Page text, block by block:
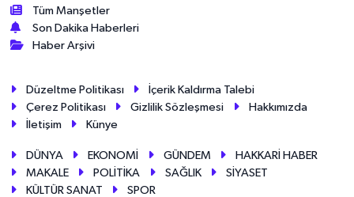
Tüm Manşetler
Son Dakika Haberleri
Haber Arşivi
Düzeltme Politikası
İçerik Kaldırma Talebi
Çerez Politikası
Gizlilik Sözleşmesi
Hakkımızda
İletişim
Künye
DÜNYA EKONOMİ GÜNDEM
HAKKARİ HABER
MAKALE
POLİTİKA SAĞLIK
SİYASET
KÜLTÜR SANAT
SPOR